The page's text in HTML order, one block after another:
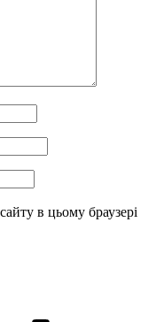
в цьому браузері